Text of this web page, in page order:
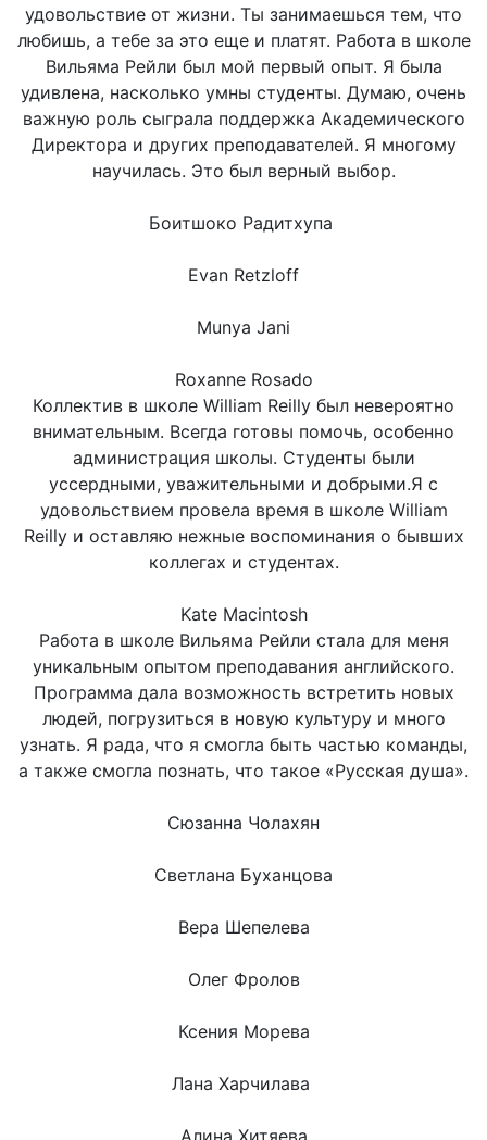
удовольствие от жизни. Ты занимаешься тем, что
любишь, а тебе за это еще и платят. Работа в школе
Вильяма Рейли был мой первый опыт. Я была
удивлена, насколько умны студенты. Думаю, очень
важную роль сыграла поддержка Академического
Директора и других преподавателей. Я многому
научилась. Это был верный выбор.
Боитшоко Радитхупа
Evan Retzloff
Munya Jani
Roxanne Rosado
Коллектив в школе William Reilly был невероятно
внимательным. Всегда готовы помочь, особенно
администрация школы. Студенты были
уссердными, уважительными и добрыми.Я с
удовольствием провела время в школе William
Reilly и оставляю нежные воспоминания о бывших
коллегах и студентах.
Kate Macintosh
Работа в школе Вильяма Рейли стала для меня
уникальным опытом преподавания английского.
Программа дала возможность встретить новых
людей, погрузиться в новую культуру и много
узнать. Я рада, что я смогла быть частью команды,
а также смогла познать, что такое «Русская душа».
Сюзанна Чолахян
Светлана Буханцова
Вера Шепелева
Олег Фролов
Ксения Морева
Лана Харчилава
Алина Хитяева